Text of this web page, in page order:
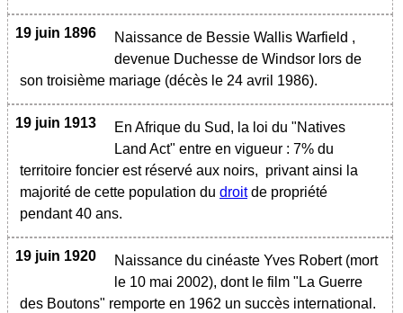
19 juin 1896
Naissance de Bessie Wallis Warfield ,
devenue Duchesse de Windsor lors de
son troisième mariage (décès le 24 avril 1986).
19 juin 1913
En Afrique du Sud, la loi du "Natives
Land Act" entre en vigueur : 7% du
territoire foncier est réservé aux noirs, privant ainsi la
majorité de cette population du droitde propriété
pendant 40 ans.
19 juin 1920
Naissance du cinéaste Yves Robert (mort
le 10 mai 2002), dont le film "La Guerre
des Boutons" remporte en 1962 un succès international.